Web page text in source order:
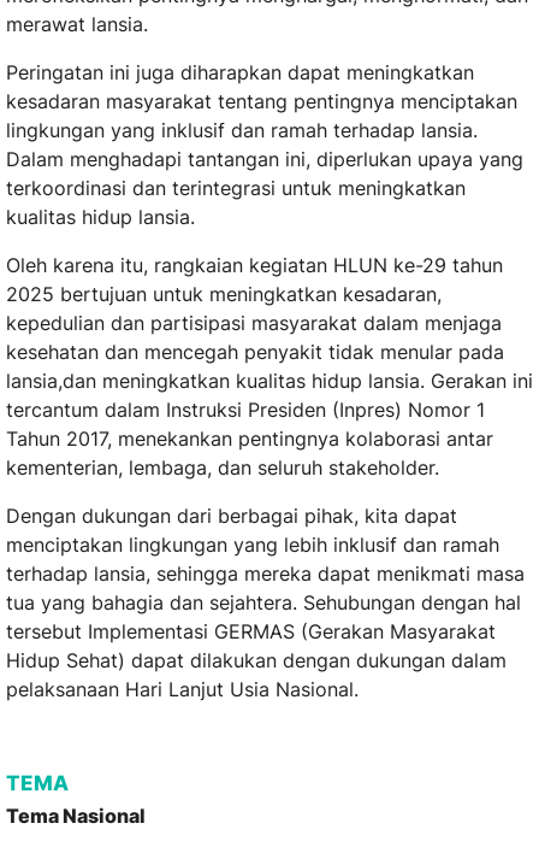
merawat lansia.
Peringatan ini juga diharapkan dapat meningkatkan
kesadaran masyarakat tentang pentingnya menciptakan
lingkungan yang inklusif dan ramah terhadap lansia.
Dalam menghadapi tantangan ini, diperlukan upaya yang
terkoordinasi dan terintegrasi untuk meningkatkan
kualitas hidup lansia.
Oleh karena itu, rangkaian kegiatan HLUN ke-29 tahun
2025 bertujuan untuk meningkatkan kesadaran,
kepedulian dan partisipasi masyarakat dalam menjaga
kesehatan dan mencegah penyakit tidak menular pada
lansia,dan meningkatkan kualitas hidup lansia. Gerakan ini
tercantum dalam Instruksi Presiden (Inpres) Nomor 1
Tahun 2017, menekankan pentingnya kolaborasi antar
kementerian, lembaga, dan seluruh stakeholder.
Dengan dukungan dari berbagai pihak, kita dapat
menciptakan lingkungan yang lebih inklusif dan ramah
terhadap lansia, sehingga mereka dapat menikmati masa
tua yang bahagia dan sejahtera. Sehubungan dengan hal
tersebut Implementasi GERMAS (Gerakan Masyarakat
Hidup Sehat) dapat dilakukan dengan dukungan dalam
pelaksanaan Hari Lanjut Usia Nasional.
TEMA
Tema Nasional